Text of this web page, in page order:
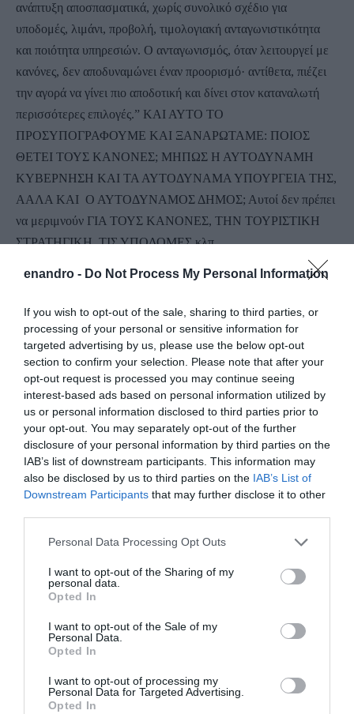
enandro - Do Not Process My Personal Information
If you wish to opt-out of the sale, sharing to third parties, or
processing of your personal or sensitive information for
targeted advertising by us, please use the below opt-out
section to confirm your selection. Please note that after your
opt-out request is processed you may continue seeing
interest-based ads based on personal information utilized by
us or personal information disclosed to third parties prior to
your opt-out. You may separately opt-out of the further
disclosure of your personal information by third parties on the
IAB’s list of downstream participants. This information may
also be disclosed by us to third parties on the IAB’s List of
Downstream Participants that may further disclose it to other
Please note that this website/app uses one or more Google
not limited to your visit or usage behaviour. You may click to
grant or deny consent to Google and its third-party tags to
use your data for below specified purposes in below Google
consent section.
Personal Data Processing Opt Outs
I want to opt-out of the Sharing of my
personal data.
Opted In
I want to opt-out of the Sale of my
Personal Data.
Opted In
I want to opt-out of processing my
Personal Data for Targeted Advertising.
Opted In
ανάπτυξη αποσπασματικά, χωρίς συνολικό σχέδιο για
υποδομές, λιμάνι, προβολή, τιμολογιακή ανταγωνιστικότητα
και ποιότητα υπηρεσιών. Ο ανταγωνισμός, όταν λειτουργεί με
κανόνες, δεν αποδυναμώνει έναν προορισμό· αντίθετα, πιέζει
την αγορά να γίνει πιο αποδοτική και δίνει στον καταναλωτή
περισσότερες επιλογές.” ΚΑΙ ΑΥΤΟ ΤΟ
ΠΡΟΣΥΠΟΓΡΑΦΟΥΜΕ ΚΑΙ ΞΑΝΑΡΩΤΑΜΕ: ΠΟΙΟΣ
ΘΕΤΕΙ ΤΟΥΣ ΚΑΝΟΝΕΣ; ΜΗΠΩΣ Η ΑΥΤΟΔΥΝΑΜΗ
ΚΥΒΕΡΝΗΣΗ ΚΑΙ ΤΑ ΑΥΤΟΔΥΝΑΜΑ ΥΠΟΥΡΓΕΙΑ ΤΗΣ,
ΑΑΛΑ ΚΑΙ Ο ΑΥΤΟΔΥΝΑΜΟΣ ΔΗΜΟΣ; Αυτοί δεν πρέπει
να μεριμνούν ΓΙΑ ΤΟΥΣ ΚΑΝΟΝΕΣ, ΤΗΝ ΤΟΥΡΙΣΤΙΚΗ
ΣΤΡΑΤΗΓΙΚΗ, ΤΙΣ ΥΠΟΔΟΜΕΣ κλπ.
Αγκυροβόλιο Ραφήνας. Τρία πλοία ακροβολισμένα στο Νότιο
Ευβοικό μιας και οι υποδομές του λιμανιού είναι για 5-6
πλοία κι έχουν έρθει 9-10 με ευθύνη του υπουργού Ναυτιλίας.
Όταν μιλάνε για λιμενικές υποδομές στη σημερινή
αγκυροβόλια στο πέλαγος!!!
ΕΡΩΤΗΣΗ ΚΡΙΣΕΩΣ ΣΗΜΑΝΤΙΚΗ: Έχουμε και ζητείται να
ξαναέχουμε ΑΥΤΟΔΥΝΑΜΕΣ ΚΥΒΕΡΝΗΣΕΙΣ για να
μπορούν να διοικούν και να αποφασίζουν τις δύσκολες
αποφάσεις. ΤΙ ΕΜΠΟΔΙΖΕΙ ΣΗΜΕΡΑ την ΑΥΤΟΔΥΝΑΜΗ